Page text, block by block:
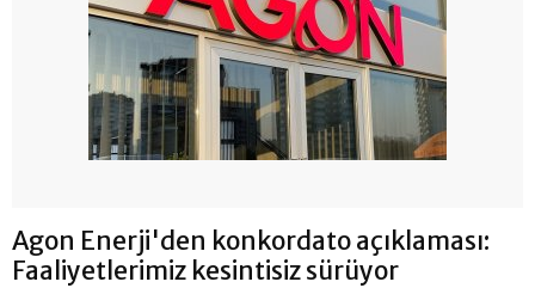
Agon Enerji'den konkordato açıklaması:
Faaliyetlerimiz kesintisiz sürüyor